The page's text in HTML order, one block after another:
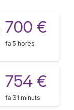
700 €
fa 5 hores
754 €
fa 31 minuts